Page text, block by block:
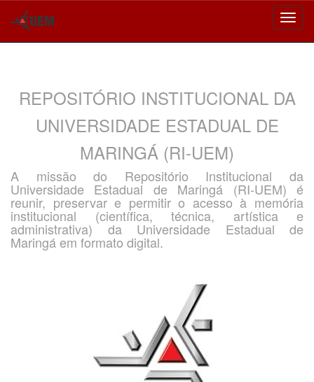
REPOSITÓRIO INSTITUCIONAL DA
UNIVERSIDADE ESTADUAL DE
MARINGÁ (RI-UEM)
A missão do Repositório Institucional da
Universidade Estadual de Maringá (RI-UEM) é
reunir, preservar e permitir o acesso à memória
institucional (científica, técnica, artística e
administrativa) da Universidade Estadual de
Maringá em formato digital.